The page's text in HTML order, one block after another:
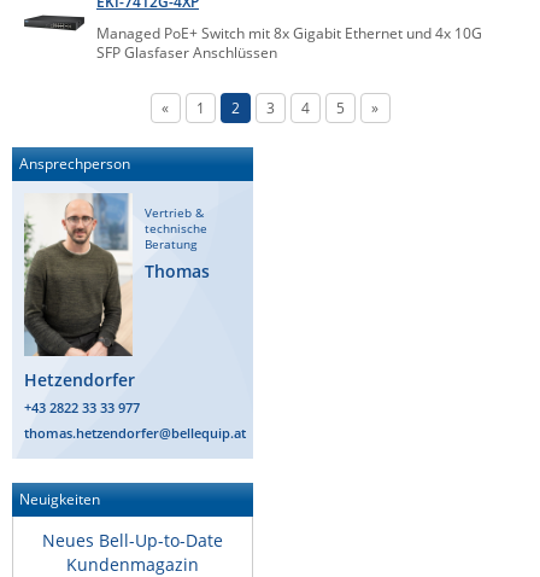
Managed PoE+ Switch mit 8x Gigabit Ethernet und 4x 10G
SFP Glasfaser Anschlüssen
« 1 2 3 4 5 »
Ansprechperson
Vertrieb &
technische
Beratung
Thomas
Hetzendorfer
+43 2822 33 33 977
thomas.hetzendorfer@bellequip.at
Neuigkeiten
Neues Bell-Up-to-Date
Kundenmagazin